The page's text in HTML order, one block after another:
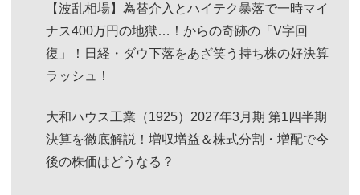
【波乱相場】為替介入とハイテク暴落で一時マイ
ナス400万円の地獄…！からの奇跡の「V字回
復」！日経・ダウ下落をあざ笑う持ち株の好決算
ラッシュ！
大和ハウス工業（1925）2027年3月期 第1四半期
決算を徹底解説！増収増益＆株式分割・増配で今
後の株価はどうなる？